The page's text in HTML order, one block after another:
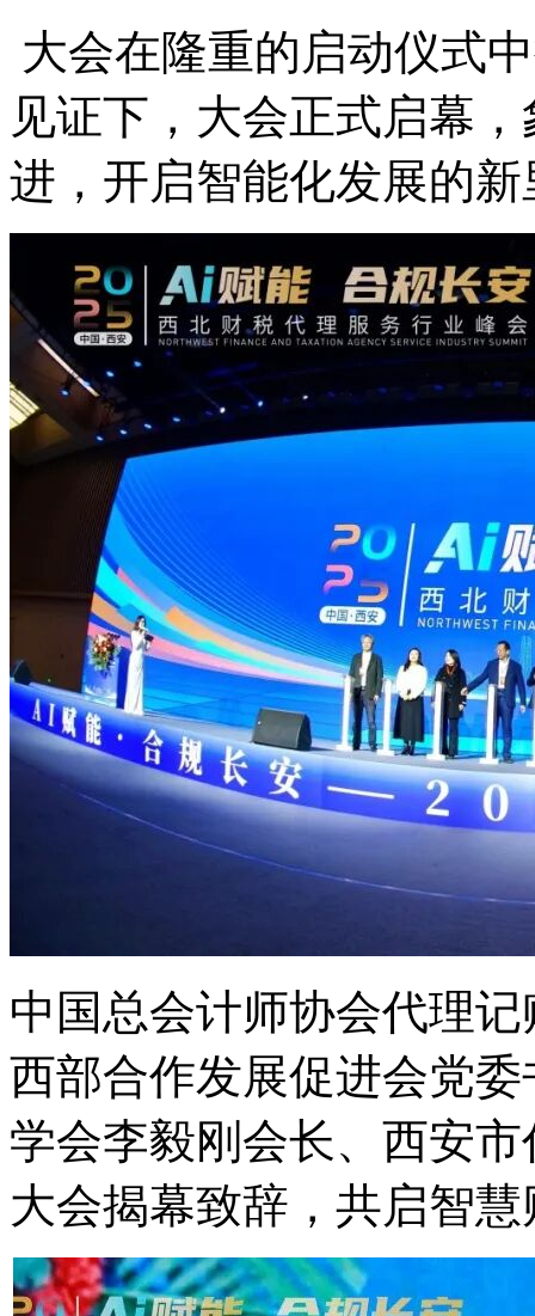
大会在隆重的启动仪式
见证下，大会正式启幕
进，开启智能化发展的新
中国总会计师协会代理
西部合作发展促进会党
学会李毅刚会长、西安
大会揭幕致辞，共启智